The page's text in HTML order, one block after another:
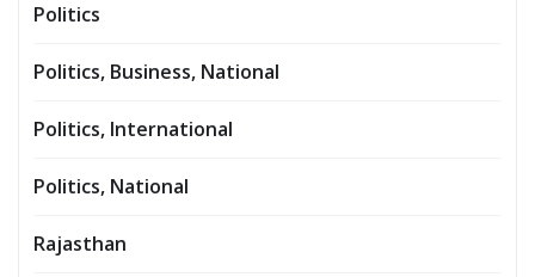
Politics
Politics, Business, National
Politics, International
Politics, National
Rajasthan